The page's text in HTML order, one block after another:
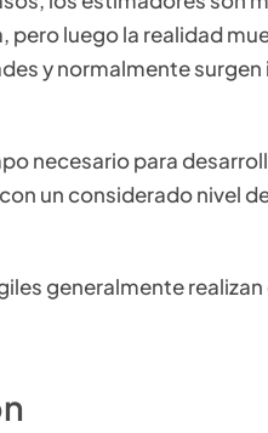
luego la realidad
y normalmente
necesario para
un considerado nivel
generalmente